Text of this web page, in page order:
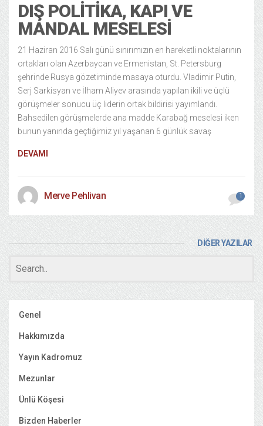
DIŞ POLITIKA, KAPI VE
MANDAL MESELESI
21 Haziran 2016 Salı günü sınırımızın en hareketli noktalarının
ortakları olan Azerbaycan ve Ermenistan, St. Petersburg
şehrinde Rusya gözetiminde masaya oturdu. Vladimir Putin,
Serj Sarkisyan ve İlham Aliyev arasında yapılan ikili ve üçlü
görüşmeler sonucu üç liderin ortak bildirisi yayımlandı.
Bahsedilen görüşmelerde ana madde Karabağ meselesi iken
bunun yanında geçtiğimiz yıl yaşanan 6 günlük savaş
DEVAMI
Merve Pehlivan 1
DİĞER YAZILAR
Genel
Hakkımızda
Yayın Kadromuz
Mezunlar
Ünlü Köşesi
Bizden Haberler